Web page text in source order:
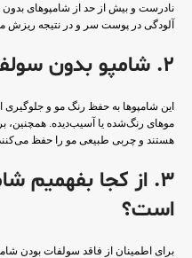
نادرست و بیش از حد از شامپوهای
آلودگی در پوست سر و در نتیجه ریزش
2. شامپو بدون سولفات برای چی خوبه؟
این شامپوها به حفظ رنگ مو و
موهای رنگ‌شده یا آسیب‌دیده.
هستند و چربی طبیعی مو را حفظ
3. از کجا بفهمیم
است؟
برای اطمینان از فاقد سولفات بودن